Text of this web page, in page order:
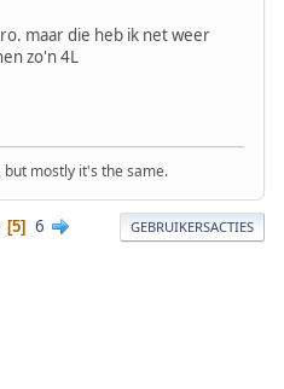
maar die heb ik net weer
zo'n 4L
mostly it's the same.
5 6 GEBRUIKERSACTIES